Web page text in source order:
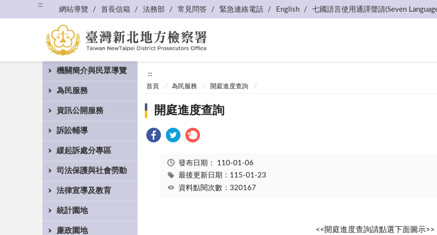
:::
網站導覽 首長信箱 法務部 常見問答 緊急連絡電話 English 七國語言使用通譯聲請(Seven
機關簡介與民眾導覽
為民服務
資訊公開服務
訴訟輔導
緩起訴處分專區
司法保護與社會勞動
法律宣導及教育
統計園地
廉政園地
:::
首頁 為民服務 開庭進度查詢
開庭進度查詢
發布日期： 110-01-06
最後更新日期：115-01-23
資料點閱次數：320167
<<開庭進度查詢請點選下面圖示>>